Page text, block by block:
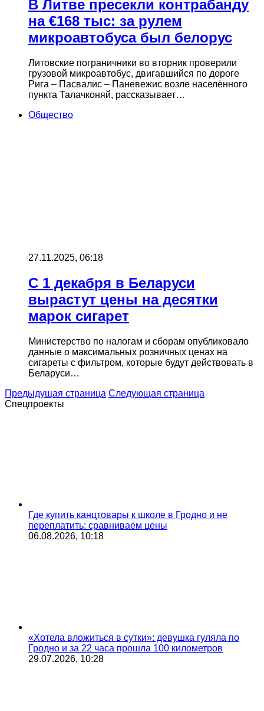
В Литве пресекли контрабанду
на €168 тыс: за рулем
микроавтобуса был белорус
Литовские пограничники во вторник проверили
грузовой микроавтобус, двигавшийся по дороге
Рига – Пасвалис – Паневежис возле населённого
пункта Талачконяй, рассказывает…
Общество
27.11.2025, 06:18
С 1 декабря в Беларуси
вырастут цены на десятки
марок сигарет
Министерство по налогам и сборам опубликовало
данные о максимальных розничных ценах на
сигареты с фильтром, которые будут действовать в
Беларуси…
Предыдущая страница Следующая страница
Спецпроекты
Где купить канцтовары к школе в Гродно и не
переплатить: сравниваем цены
06.08.2026, 10:18
«Хотела вложиться в сутки»: девушка гуляла по
Гродно и за 22 часа прошла 100 километров
29.07.2026, 10:28